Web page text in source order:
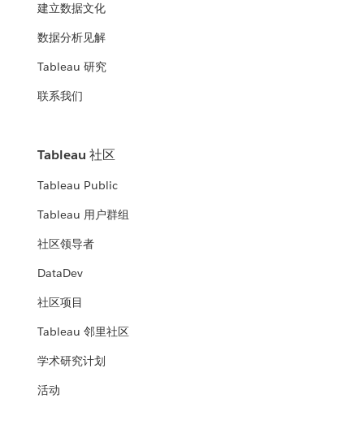
建立数据文化
数据分析见解
Tableau 研究
联系我们
Tableau 社区
Tableau Public
Tableau 用户群组
社区领导者
DataDev
社区项目
Tableau 邻里社区
学术研究计划
活动